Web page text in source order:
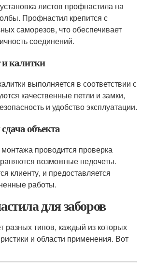
листов профнастила на
Профнастил крепится с
саморезов, что обеспечивает
соединений.
калитки
выполняется в соответствии с
качественные петли и замки,
и удобство эксплуатации.
объекта
проводится проверка
возможные недочеты.
клиенту, и предоставляется
работы.
для заборов
разных типов, каждый из которых
и области применения. Вот